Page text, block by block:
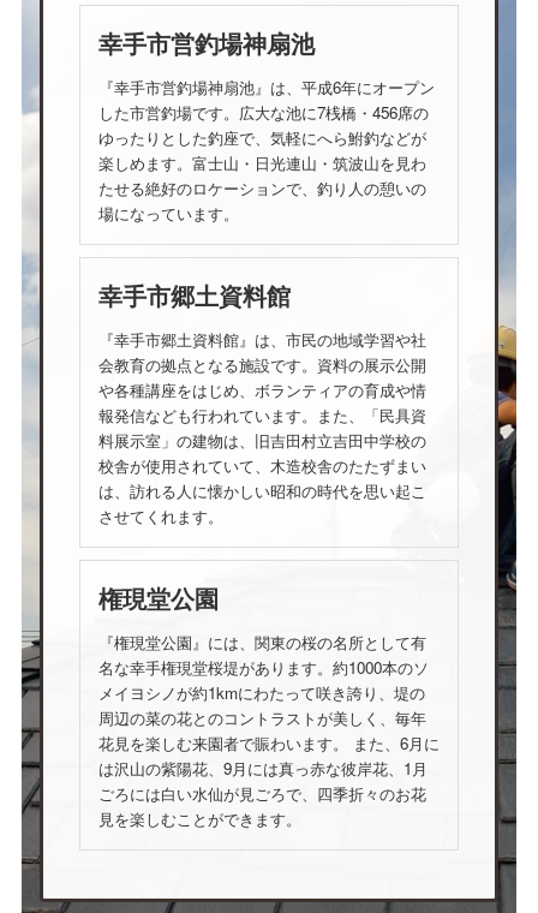
幸手市営釣場神扇池
『幸手市営釣場神扇池』は、平成6年にオープン
した市営釣場です。広大な池に7桟橋・456席の
ゆったりとした釣座で、気軽にへら鮒釣などが
楽しめます。富士山・日光連山・筑波山を見わ
たせる絶好のロケーションで、釣り人の憩いの
場になっています。
幸手市郷土資料館
『幸手市郷土資料館』は、市民の地域学習や社
会教育の拠点となる施設です。資料の展示公開
や各種講座をはじめ、ボランティアの育成や情
報発信なども行われています。また、「民具資
料展示室」の建物は、旧吉田村立吉田中学校の
校舎が使用されていて、木造校舎のたたずまい
は、訪れる人に懐かしい昭和の時代を思い起こ
させてくれます。
権現堂公園
『権現堂公園』には、関東の桜の名所として有
名な幸手権現堂桜堤があります。約1000本のソ
メイヨシノが約1kmにわたって咲き誇り、堤の
周辺の菜の花とのコントラストが美しく、毎年
花見を楽しむ来園者で賑わいます。 また、6月に
は沢山の紫陽花、9月には真っ赤な彼岸花、1月
ごろには白い水仙が見ごろで、四季折々のお花
見を楽しむことができます。